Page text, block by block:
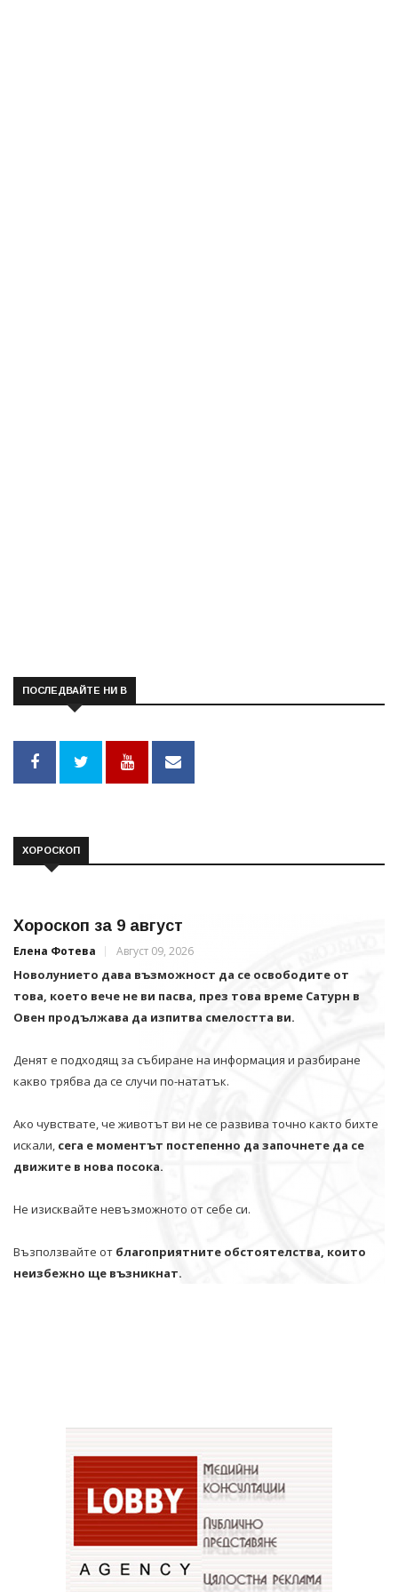
ПОСЛЕДВАЙТЕ НИ В
ХОРОСКОП
Хороскоп за 9 август
Елена Фотева Август 09, 2026
Новолунието дава възможност да се освободите от
това, което вече не ви пасва, през това време Сатурн в
Овен продължава да изпитва смелостта ви.
Денят е подходящ за събиране на информация и разбиране
какво трябва да се случи по-нататък.
Ако чувствате, че животът ви не се развива точно както бихте
искали, сега е моментът постепенно да започнете да се
движите в нова посока.
Не изисквайте невъзможното от себе си.
Възползвайте от благоприятните обстоятелства, които
неизбежно ще възникнат.